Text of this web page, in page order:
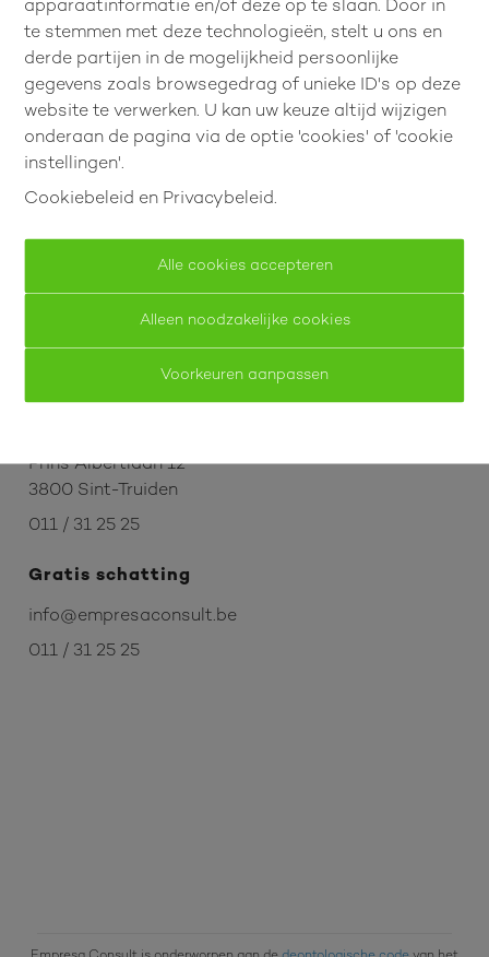
apparaatinformatie en/of deze op te slaan. Door in
te stemmen met deze technologieën, stelt u ons en
derde partijen in de mogelijkheid persoonlijke
gegevens zoals browsegedrag of unieke ID's op deze
website te verwerken. U kan uw keuze altijd wijzigen
onderaan de pagina via de optie 'cookies' of 'cookie
instellingen'.
Cookiebeleid en Privacybeleid.
Alle cookies accepteren
Alleen noodzakelijke cookies
Voorkeuren aanpassen
3slpk, 2 badk en staanplaats!
Graethemstraat 18 bus 202, 3840 Tongeren-
Borgloon
3 2 121.85 m²
Prins Albertlaan 12
3800 Sint-Truiden
011 / 31 25 25
Gratis schatting
info@empresaconsult.be
011 / 31 25 25